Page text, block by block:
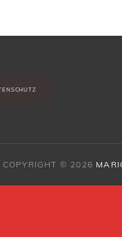
COPYRIGHT © 2026